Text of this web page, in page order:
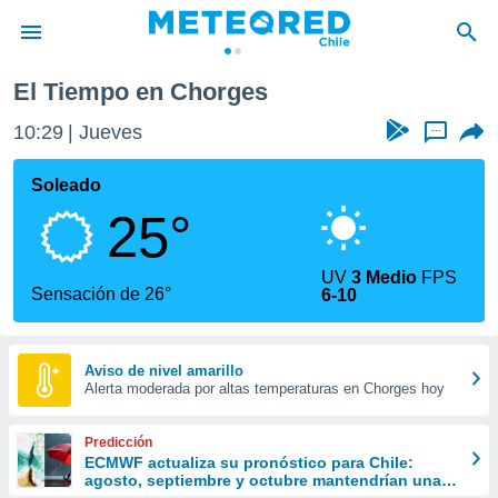
de
por
que se
calidad.
a este
las
y
forma
digital
basada
El Tiempo en Chorges
10:29 Jueves ...
Soleado
25°
Sensación de 26°
UV3 Medio FPS
6-10
Aviso de nivel amarillo
Alerta moderada por altas temperaturas en Chorges hoy
Predicción
ECMWF actualiza su pronóstico para Chile:
agosto, septiembre y octubre mantendrían una